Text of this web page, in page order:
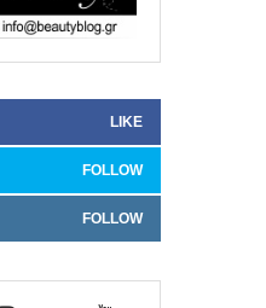
LIKE
FOLLOW
FOLLOW